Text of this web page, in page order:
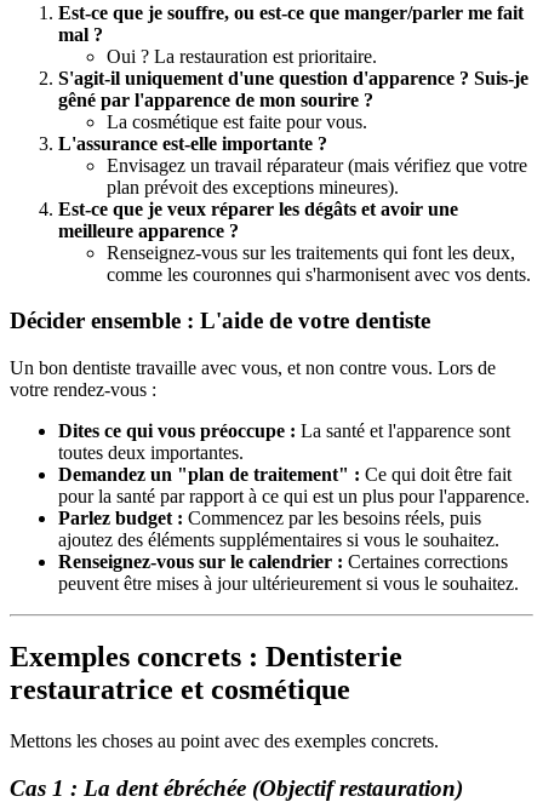
Est-ce que je souffre, ou est-ce que manger/parler me fait
mal ?
Oui ? La restauration est prioritaire.
S'agit-il uniquement d'une question d'apparence ? Suis-je
gêné par l'apparence de mon sourire ?
La cosmétique est faite pour vous.
L'assurance est-elle importante ?
Envisagez un travail réparateur (mais vérifiez que votre
plan prévoit des exceptions mineures).
Est-ce que je veux réparer les dégâts et avoir une
meilleure apparence ?
Renseignez-vous sur les traitements qui font les deux,
comme les couronnes qui s'harmonisent avec vos dents.
Décider ensemble : L'aide de votre dentiste
Un bon dentiste travaille avec vous, et non contre vous. Lors de
votre rendez-vous :
Dites ce qui vous préoccupe : La santé et l'apparence sont
toutes deux importantes.
Demandez un "plan de traitement" : Ce qui doit être fait
pour la santé par rapport à ce qui est un plus pour l'apparence.
Parlez budget : Commencez par les besoins réels, puis
ajoutez des éléments supplémentaires si vous le souhaitez.
Renseignez-vous sur le calendrier : Certaines corrections
peuvent être mises à jour ultérieurement si vous le souhaitez.
Exemples concrets : Dentisterie
restauratrice et cosmétique
Mettons les choses au point avec des exemples concrets.
Cas 1 : La dent ébréchée (Objectif restauration)